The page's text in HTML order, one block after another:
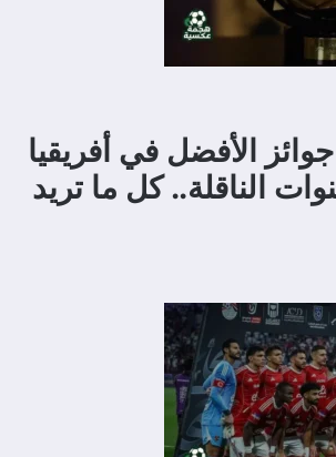
الأفضل في أفريقيا
الناقلة.. كل ما تريد